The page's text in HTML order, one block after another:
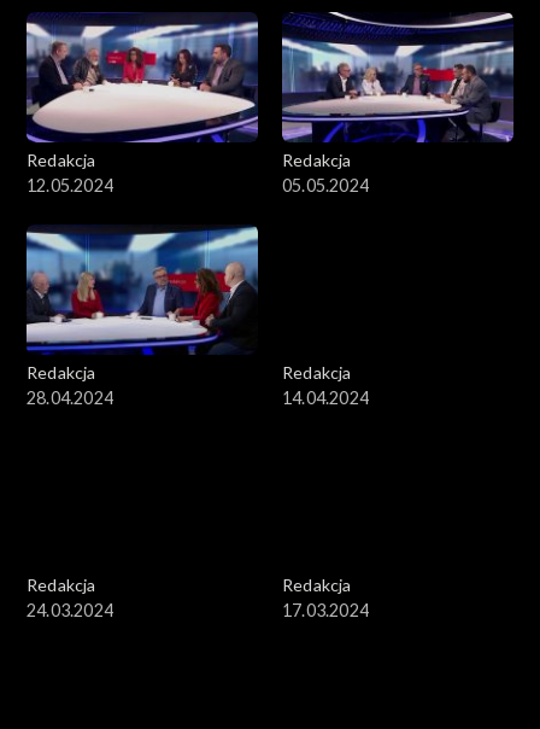
Redakcja
12.05.2024
Redakcja
05.05.2024
Redakcja
28.04.2024
Redakcja
14.04.2024
Redakcja
24.03.2024
Redakcja
17.03.2024